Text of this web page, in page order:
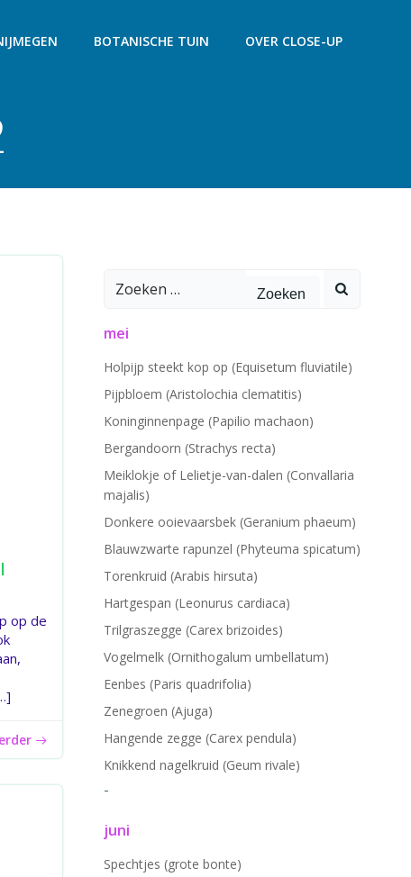
BOTANISCHE TUIN OVER CLOSE-UP
op de
Zoeken
mei
Holpijp steekt kop op (Equisetum fluviatile)
Pijpbloem (Aristolochia clematitis)
Koninginnenpage (Papilio machaon)
Bergandoorn (Strachys recta)
Meiklokje of Lelietje-van-dalen (Convallaria
majalis)
Donkere ooievaarsbek (Geranium phaeum)
Blauwzwarte rapunzel (Phyteuma spicatum)
Torenkruid (Arabis hirsuta)
Hartgespan (Leonurus cardiaca)
Trilgraszegge (Carex brizoides)
Vogelmelk (Ornithogalum umbellatum)
Eenbes (Paris quadrifolia)
Zenegroen (Ajuga)
Hangende zegge (Carex pendula)
Knikkend nagelkruid (Geum rivale)
-
juni
Spechtjes (grote bonte)